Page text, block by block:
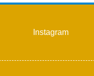
Instagram